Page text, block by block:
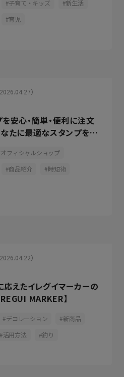
子育て・キッズ
新生活
育児
）
安心・簡単・便利に注文
たに最適なスタンプをシ
フィシャルショップ
商品紹介
時短術
）
えたイレグイマーカーの
MARKER】
デコレーション
新商品
活用方法 釣り